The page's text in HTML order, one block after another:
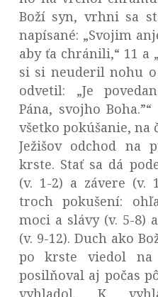
Boží syn, vrhni sa
napísané: „Svojim
aby ťa chránili,“ 11 a
si si neuderil nohu o
odvetil: „Je
Pána, svojho
všetko pokúšanie, na
Ježišov odchod na
krste. Stať sa dá
(v. 1-2) a závere
troch pokušení:
moci a slávy (v. 5-8)
(v. 9-12). Duch ako
po krste viedol na
posilňoval aj počas